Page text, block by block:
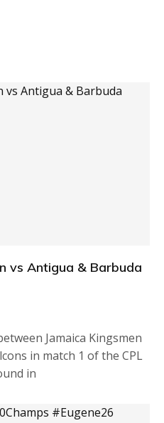
vs Antigua & Barbuda
Jamaica Kingsmen
in match 1 of the CPL
in